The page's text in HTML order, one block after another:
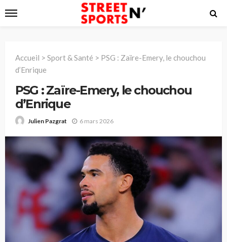
Accueil > Sport & Santé > PSG : Zaïre-Emery, le chouchou
d’Enrique
PSG : Zaïre-Emery, le chouchou
d’Enrique
Julien Pazgrat 6 mars 2026